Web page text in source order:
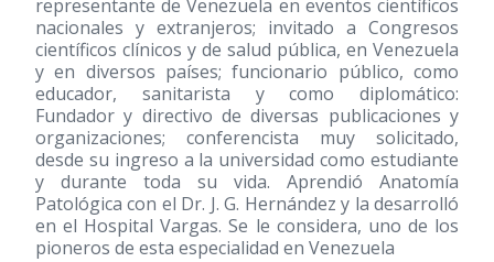
representante de Venezuela en eventos científicos
nacionales y extranjeros; invitado a Congresos
científicos clínicos y de salud pública, en Venezuela
y en diversos países; funcionario público, como
educador, sanitarista y como diplomático:
Fundador y directivo de diversas publicaciones y
organizaciones; conferencista muy solicitado,
desde su ingreso a la universidad como estudiante
y durante toda su vida. Aprendió Anatomía
Patológica con el Dr. J. G. Hernández y la desarrolló
en el Hospital Vargas. Se le considera, uno de los
pioneros de esta especialidad en Venezuela